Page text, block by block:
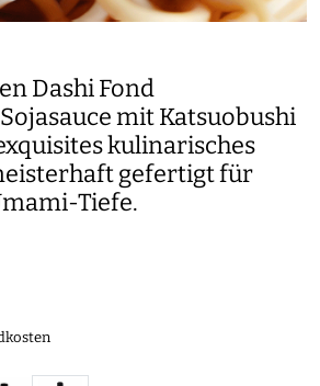
Dashi Fond
mit Katsuobushi
kulinarisches
gefertigt für
Tiefe.